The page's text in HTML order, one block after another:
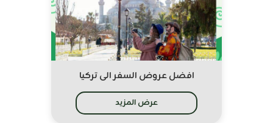
افضل عروض السفر الى تركيا
عرض المزيد